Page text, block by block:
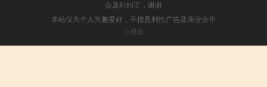
会及时纠正，谢谢
本站仅为个人兴趣爱好，不接盈利性广告及商业合作
小男孩